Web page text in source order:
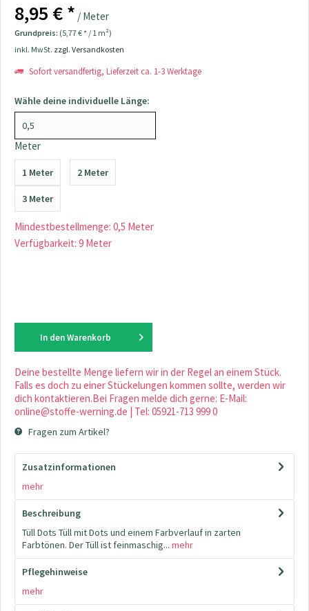
8,95 € * / Meter
Grundpreis: (5,77 € * / 1 m²)
inkl. MwSt. zzgl. Versandkosten
Sofort versandfertig, Lieferzeit ca. 1-3 Werktage
Wähle deine individuelle Länge:
Meter
1 Meter 2 Meter
3 Meter
Mindestbestellmenge: 0,5 Meter
Verfügbarkeit: 9 Meter
In den Warenkorb
Deine bestellte Menge liefern wir in der Regel an einem Stück.
Falls es doch zu einer Stückelungen kommen sollte, werden wir
dich kontaktieren.Bei Fragen melde dich gerne: E-Mail:
online@stoffe-werning.de | Tel: 05921-713 999 0
Fragen zum Artikel?
Zusatzinformationen
mehr
Beschreibung
Tüll Dots Tüll mit Dots und einem Farbverlauf in zarten
Farbtönen. Der Tüll ist feinmaschig... mehr
Pflegehinweise
mehr